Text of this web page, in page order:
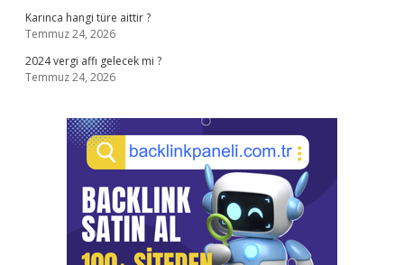
Karınca hangi türe aittir ?
Temmuz 24, 2026
2024 vergi affı gelecek mi ?
Temmuz 24, 2026